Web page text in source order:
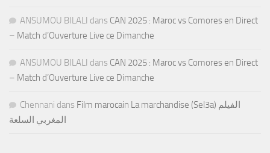
ANSUMOU BILALI dans CAN 2025 : Maroc vs Comores en Direct
– Match d’Ouverture Live ce Dimanche
ANSUMOU BILALI dans CAN 2025 : Maroc vs Comores en Direct
– Match d’Ouverture Live ce Dimanche
Chennani dans Film marocain La marchandise (Sel3a) الفيلم
المغربي السلعة